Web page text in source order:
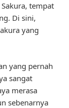
tempat
Di sini,
yang
yang pernah
sangat
merasa
sebenarnya